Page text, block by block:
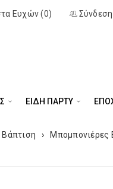
Σύνδεση
Ευχών (0)
ΕΊΔΗ ΠΆΡΤΥ
Βάπτιση › Μπομπονιέρες